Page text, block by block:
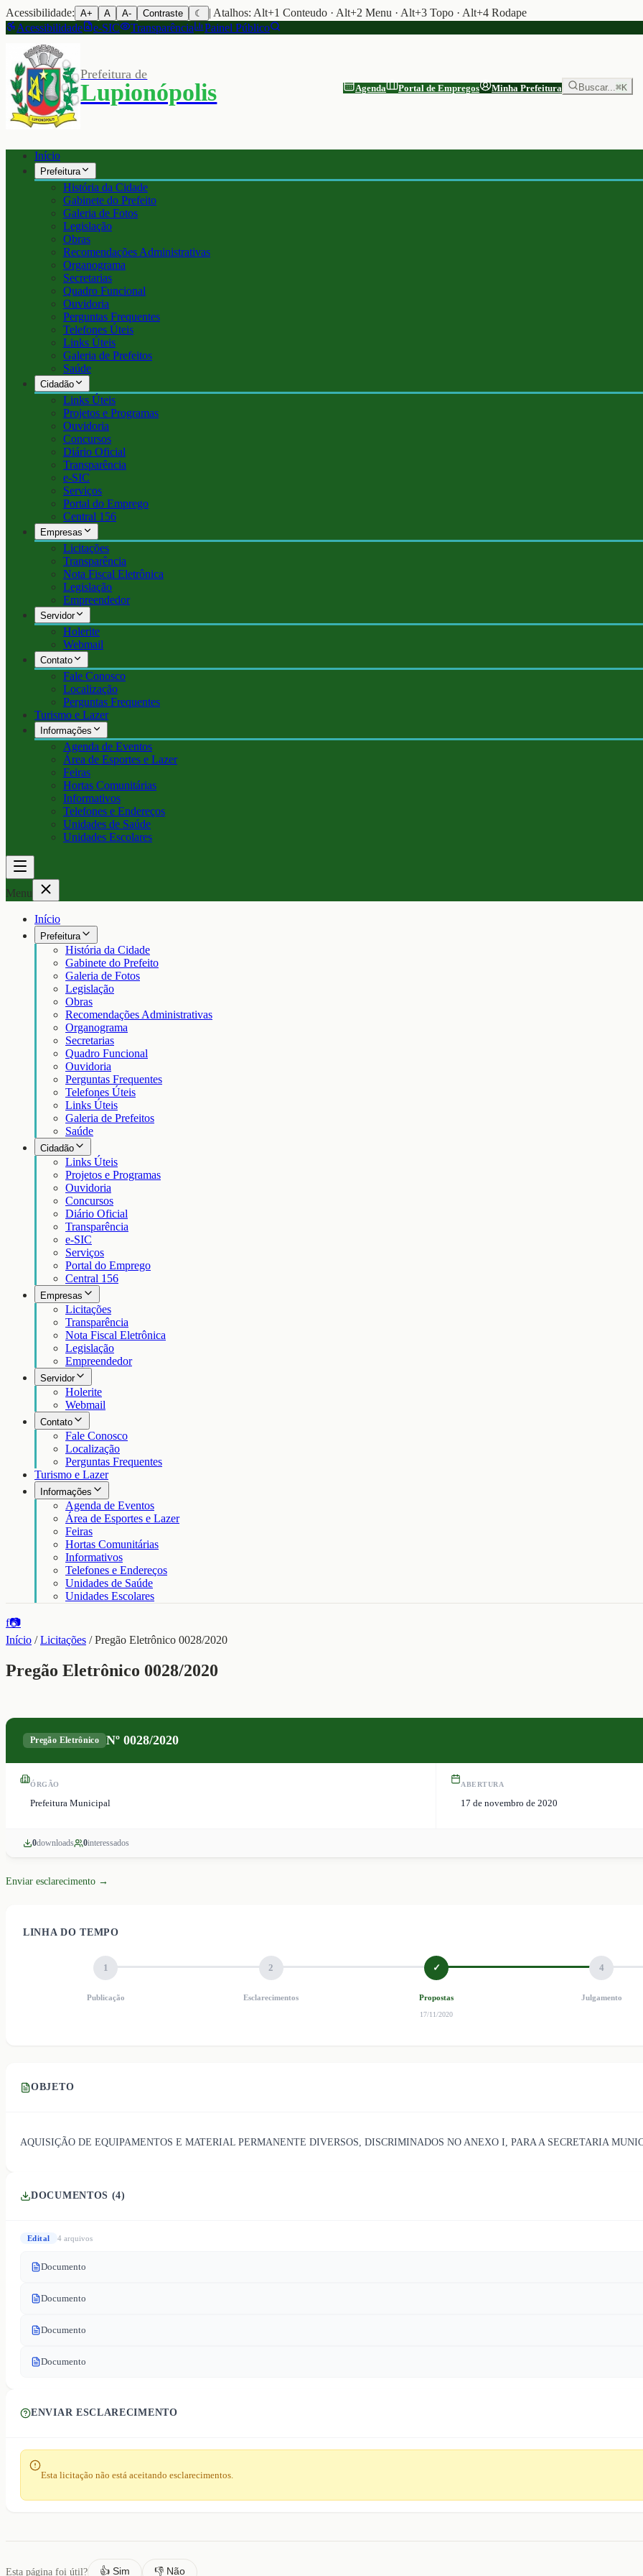
Acessibilidade: A+ A A- Contraste ☾
| Atalhos: Alt+1 Conteudo · Alt+2 Menu · Alt+3 Topo · Alt+4 Rodape
Acessibilidade
e-SIC Transparência Painel Público
Prefeitura de
Lupionópolis Agenda Portal de Empregos Minha Prefeitura Buscar...⌘K
Início
Prefeitura
História da Cidade
Gabinete do Prefeito
Galeria de Fotos
Legislação
Obras
Recomendações Administrativas
Organograma
Secretarias
Quadro Funcional
Ouvidoria
Perguntas Frequentes
Telefones Úteis
Links Úteis
Galeria de Prefeitos
Saúde
Cidadão
Links Úteis
Projetos e Programas
Ouvidoria
Concursos
Diário Oficial
Transparência
e-SIC
Serviços
Portal do Emprego
Central 156
Empresas
Licitações
Transparência
Nota Fiscal Eletrônica
Legislação
Empreendedor
Servidor
Holerite
Webmail
Contato
Fale Conosco
Localização
Perguntas Frequentes
Turismo e Lazer
Informações
Agenda de Eventos
Área de Esportes e Lazer
Feiras
Hortas Comunitárias
Informativos
Telefones e Endereços
Unidades de Saúde
Unidades Escolares
Menu
Início
Prefeitura
História da Cidade
Gabinete do Prefeito
Galeria de Fotos
Legislação
Obras
Recomendações Administrativas
Organograma
Secretarias
Quadro Funcional
Ouvidoria
Perguntas Frequentes
Telefones Úteis
Links Úteis
Galeria de Prefeitos
Saúde
Cidadão
Links Úteis
Projetos e Programas
Ouvidoria
Concursos
Diário Oficial
Transparência
e-SIC
Serviços
Portal do Emprego
Central 156
Empresas
Licitações
Transparência
Nota Fiscal Eletrônica
Legislação
Empreendedor
Servidor
Holerite
Webmail
Contato
Fale Conosco
Localização
Perguntas Frequentes
Turismo e Lazer
Informações
Agenda de Eventos
Área de Esportes e Lazer
Feiras
Hortas Comunitárias
Informativos
Telefones e Endereços
Unidades de Saúde
Unidades Escolares
f📷
Início /Licitações /Pregão Eletrônico 0028/2020
Pregão Eletrônico 0028/2020
Pregão Eletrônico Nº0028/2020
ÓRGÃO
Prefeitura Municipal
ABERTURA
17 de novembro de 2020
0downloads 0interessados
Enviar esclarecimento →
LINHA DO TEMPO
1
Publicação
2
Esclarecimentos
✓
Propostas
17/11/2020
4
Julgamento
OBJETO
AQUISIÇÃO DE EQUIPAMENTOS E MATERIAL PERMANENTE DIVERSOS, DISCRIMINADOS NO ANEXO I, PARA A SECRETARIA
DOCUMENTOS (4)
Edital 4arquivos
Documento
Documento
Documento
Documento
ENVIAR ESCLARECIMENTO
Esta licitação não está aceitando esclarecimentos.
Esta página foi útil? 👍 Sim 👎 Não